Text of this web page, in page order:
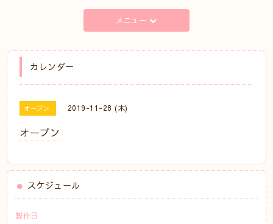
メニュー
カレンダー
オープン 2019-11-28 (木)
オープン
スケジュール
製作日